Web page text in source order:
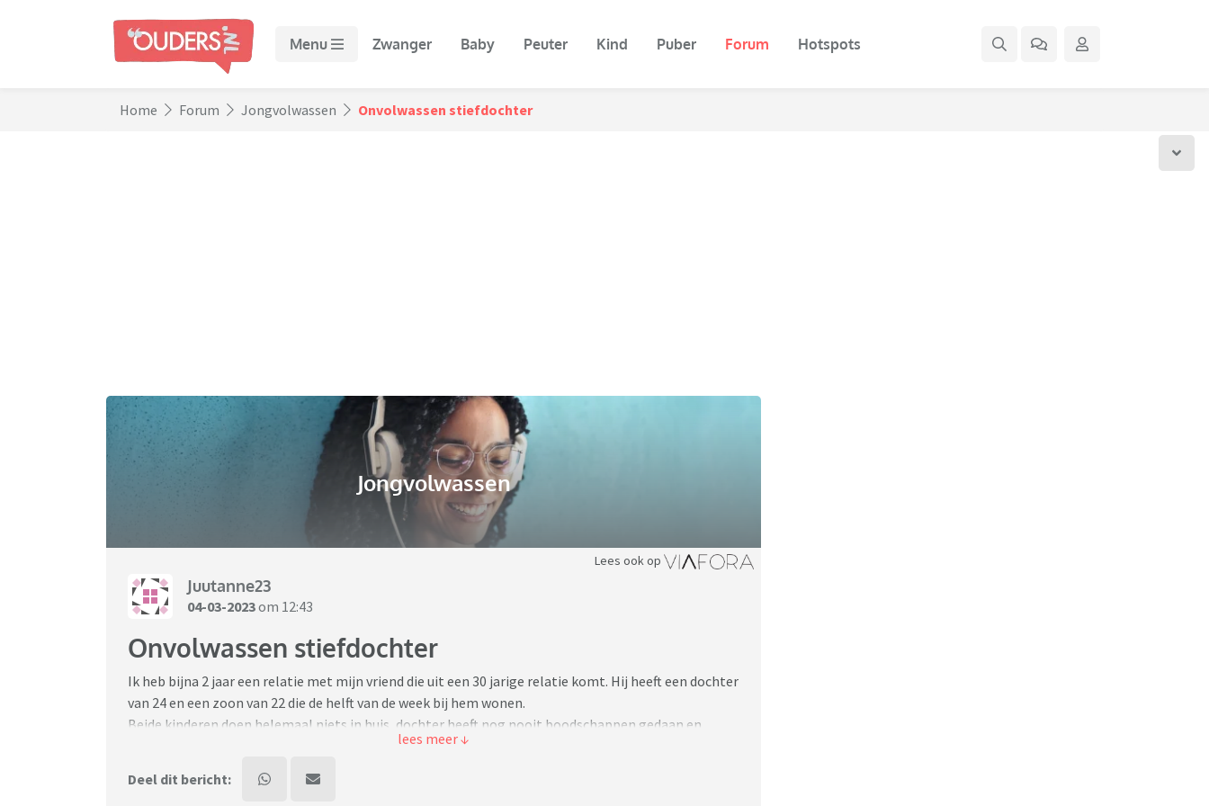
Menu Zwanger Baby Peuter Kind Puber Forum Hotspots
Home Forum Jongvolwassen Onvolwassen stiefdochter
Jongvolwassen
Lees ook op
Juutanne23
04-03-2023om 12:43
Onvolwassen stiefdochter
Ik heb bijna 2 jaar een relatie met mijn vriend die uit een 30 jarige relatie komt. Hij heeft een dochter
van 24 en een zoon van 22 die de helft van de week bij hem wonen.
Beide kinderen doen helemaal niets in huis, dochter heeft nog nooit boodschappen gedaan en
weigert op alle fronten iets te doen in huis. Ze dirigeert haar vader en schoffeert hem. Ik vind haar
e de badkamer in de ochtend en wordt boos als hij daar iets van vindt). Als ze toch iets een keer
Deel dit bericht: